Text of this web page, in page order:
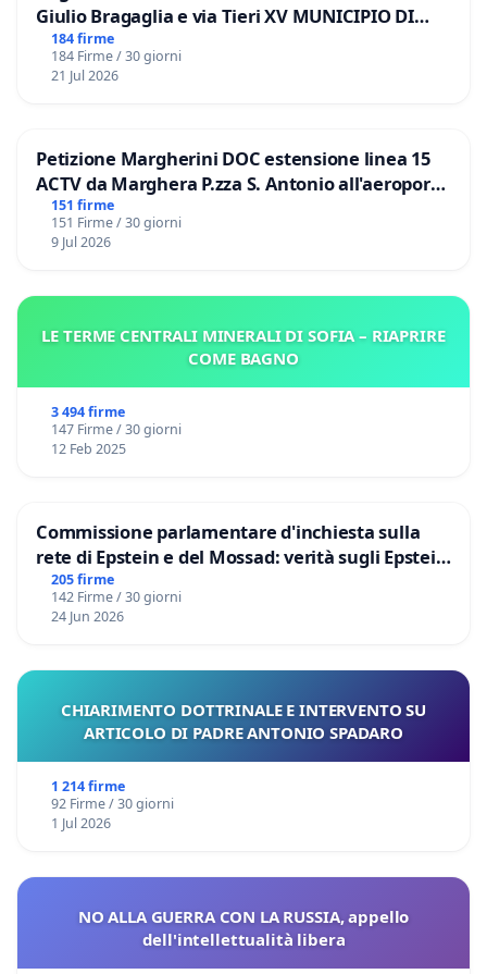
Giulio Bragaglia e via Tieri XV MUNICIPIO DI
ROMA
184 firme
184 Firme / 30 giorni
21 Jul 2026
Petizione Margherini DOC estensione linea 15
ACTV da Marghera P.zza S. Antonio all'aeroporto
Marco Polo tariffa a € 1,50
151 firme
151 Firme / 30 giorni
9 Jul 2026
LE TERME CENTRALI MINERALI DI SOFIA – RIAPRIRE
COME BAGNO
3 494 firme
147 Firme / 30 giorni
12 Feb 2025
Commissione parlamentare d'inchiesta sulla
rete di Epstein e del Mossad: verità sugli Epstein
Files
205 firme
142 Firme / 30 giorni
24 Jun 2026
CHIARIMENTO DOTTRINALE E INTERVENTO SU
ARTICOLO DI PADRE ANTONIO SPADARO
1 214 firme
92 Firme / 30 giorni
1 Jul 2026
NO ALLA GUERRA CON LA RUSSIA, appello
dell'intellettualità libera